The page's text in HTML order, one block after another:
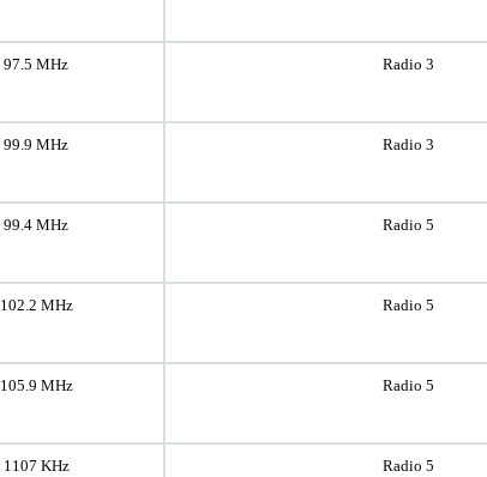
97.5 MHz Radio 3
99.9 MHz Radio 3
99.4 MHz Radio 5
102.2 MHz Radio 5
105.9 MHz Radio 5
1107 KHz Radio 5